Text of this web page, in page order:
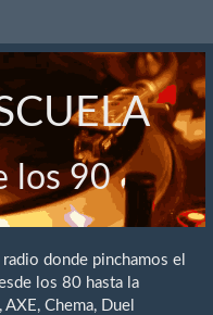
los 90
donde pinchamos el
los 80 hasta la
Chema, Duel